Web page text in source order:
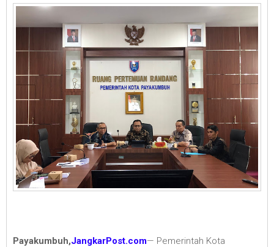
Payakumbuh,JangkarPost.com— Pemerintah Kota